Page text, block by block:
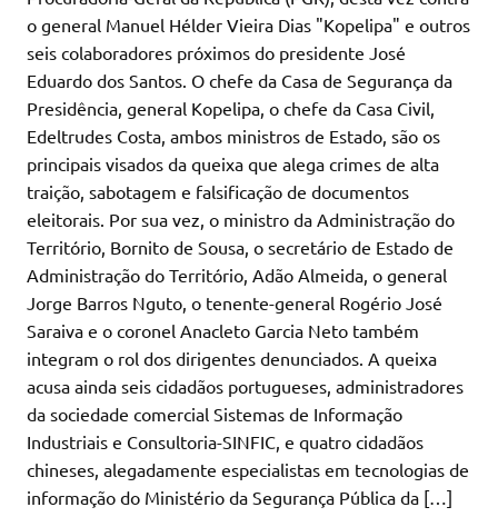
o general Manuel Hélder Vieira Dias "Kopelipa" e outros
seis colaboradores próximos do presidente José
Eduardo dos Santos. O chefe da Casa de Segurança da
Presidência, general Kopelipa, o chefe da Casa Civil,
Edeltrudes Costa, ambos ministros de Estado, são os
principais visados da queixa que alega crimes de alta
traição, sabotagem e falsificação de documentos
eleitorais. Por sua vez, o ministro da Administração do
Território, Bornito de Sousa, o secretário de Estado de
Administração do Território, Adão Almeida, o general
Jorge Barros Nguto, o tenente-general Rogério José
Saraiva e o coronel Anacleto Garcia Neto também
integram o rol dos dirigentes denunciados. A queixa
acusa ainda seis cidadãos portugueses, administradores
da sociedade comercial Sistemas de Informação
Industriais e Consultoria-SINFIC, e quatro cidadãos
chineses, alegadamente especialistas em tecnologias de
informação do Ministério da Segurança Pública da […]